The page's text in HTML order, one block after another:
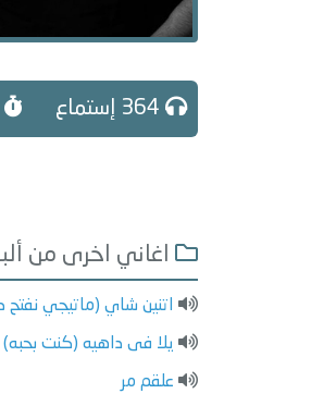
اغاني اخرى من
اتنين شاي (ماتيجي
يلا فى داهيه (كنت بحبه)
علقم مر